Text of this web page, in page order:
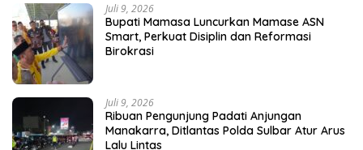
Juli 9, 2026
Bupati Mamasa Luncurkan Mamase ASN
Smart, Perkuat Disiplin dan Reformasi
Birokrasi
Juli 9, 2026
Ribuan Pengunjung Padati Anjungan
Manakarra, Ditlantas Polda Sulbar Atur Arus
Lalu Lintas